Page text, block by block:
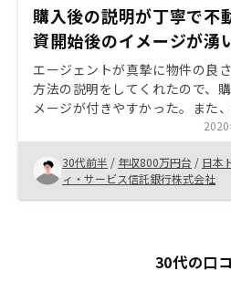
購入後の説明が丁寧で不
資開始後のイメージが湧
エージェントが真摯に物件の良
方法の説明をしてくれたので、
メージが付きやすかった。また
おいては状況を逐一連絡してく
向けた意欲がついた。購入後の
するアフターケアをもう少し手厚
しい。定期的に資産状況の整理や
通し等を紹介いただくとより安
30代前半 / 年収800万円台 / 日本
ィ・サービス信託銀行株式会社
30代の口